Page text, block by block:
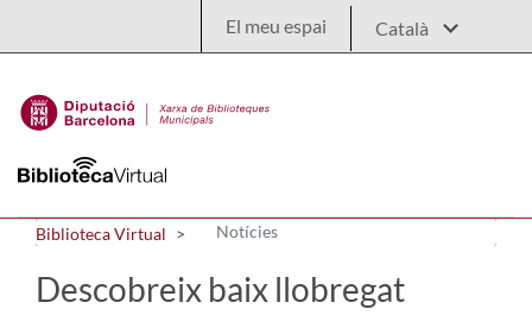
El meu espai
Biblioteca Virtual Notícies
Descobreix baix llobregat